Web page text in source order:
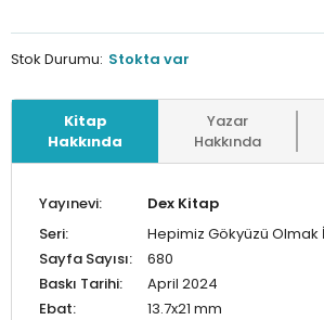
Stok Durumu: Stokta var
Kitap
Hakkında
Yazar
Hakkında
Yayınevi:
Dex Kitap
Seri:
Hepimiz Gökyüzü Olmak
Sayfa Sayısı:
680
Baskı Tarihi:
April 2024
Ebat:
13.7x21 mm